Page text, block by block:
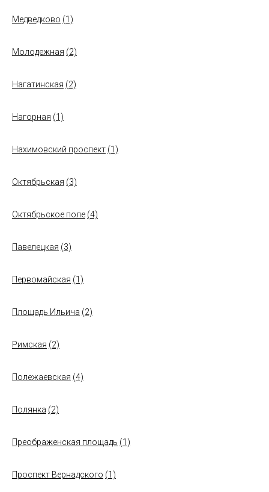
Медведково (1)
Молодежная (2)
Нагатинская (2)
Нагорная (1)
Нахимовский проспект (1)
Октябрьская (3)
Октябрьское поле (4)
Павелецкая (3)
Первомайская (1)
Площадь Ильича (2)
Римская (2)
Полежаевская (4)
Полянка (2)
Преображенская площадь (1)
Проспект Вернадского (1)